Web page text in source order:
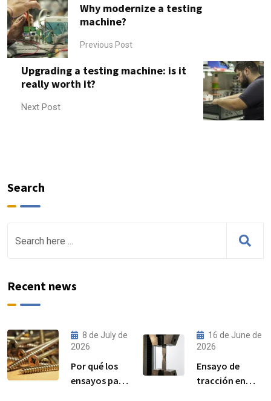
Why modernize a testing
machine?
Previous Post
Upgrading a testing machine: is it
really worth it?
Next Post
Search
Recent news
8 de July de
2026
Por qué los
ensayos par–
16 de June de
2026
Ensayo de
tracción en